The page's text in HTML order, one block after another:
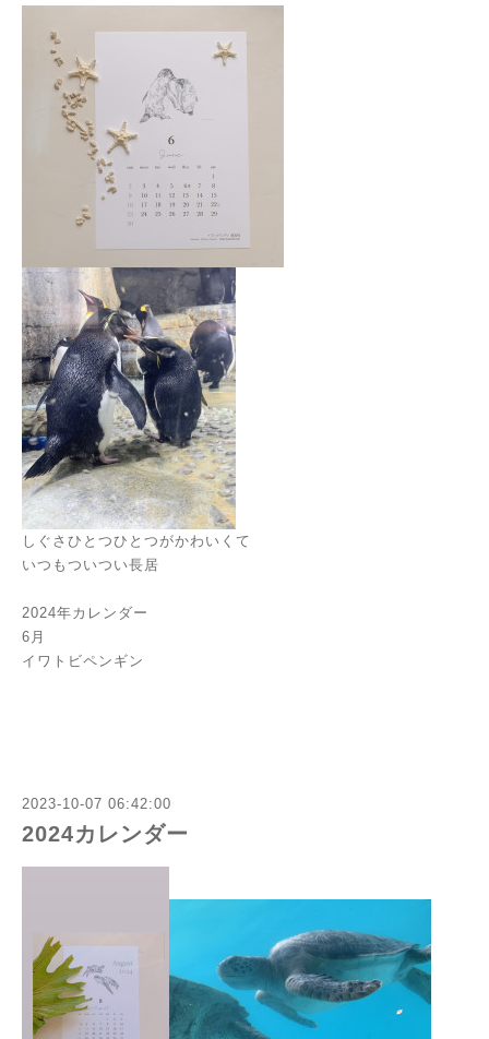
しぐさひとつひとつがかわいくて
いつもついつい長居
2024年カレンダー
6月
イワトビペンギン
2023-10-07 06:42:00
2024カレンダー